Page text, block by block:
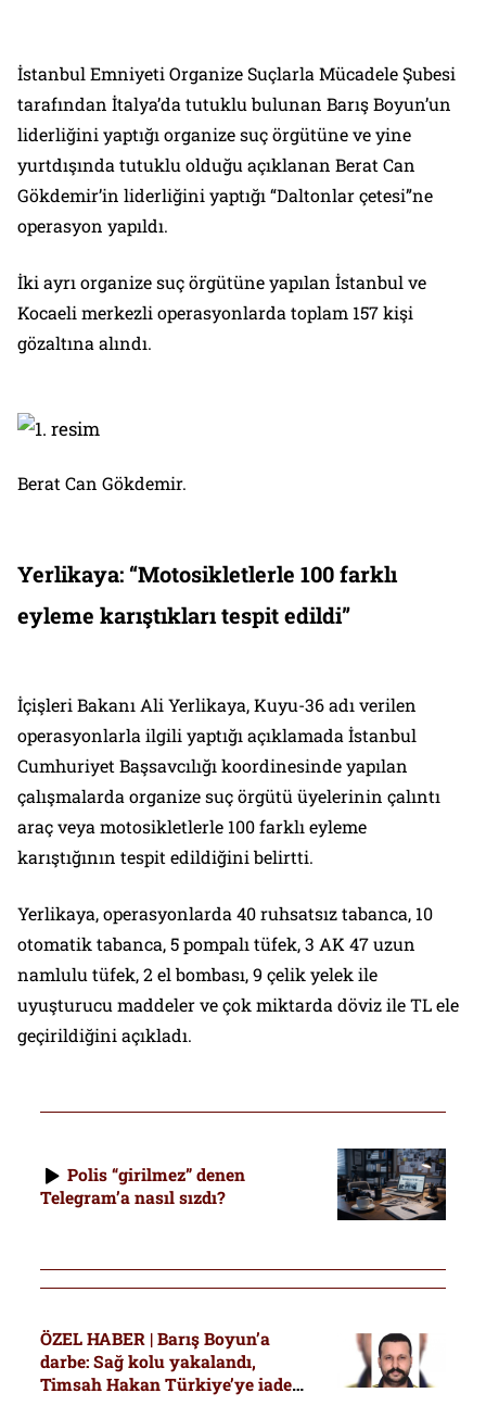
İstanbul Emniyeti Organize Suçlarla Mücadele Şubesi
tarafından İtalya’da tutuklu bulunan Barış Boyun’un
liderliğini yaptığı organize suç örgütüne ve yine
yurtdışında tutuklu olduğu açıklanan Berat Can
Gökdemir’in liderliğini yaptığı “Daltonlar çetesi”ne
operasyon yapıldı.
İki ayrı organize suç örgütüne yapılan İstanbul ve
Kocaeli merkezli operasyonlarda toplam 157 kişi
gözaltına alındı.
Berat Can Gökdemir.
Yerlikaya: “Motosikletlerle 100 farklı
eyleme karıştıkları tespit edildi”
İçişleri Bakanı Ali Yerlikaya, Kuyu-36 adı verilen
operasyonlarla ilgili yaptığı açıklamada İstanbul
Cumhuriyet Başsavcılığı koordinesinde yapılan
çalışmalarda organize suç örgütü üyelerinin çalıntı
araç veya motosikletlerle 100 farklı eyleme
karıştığının tespit edildiğini belirtti.
Yerlikaya, operasyonlarda 40 ruhsatsız tabanca, 10
otomatik tabanca, 5 pompalı tüfek, 3 AK 47 uzun
namlulu tüfek, 2 el bombası, 9 çelik yelek ile
uyuşturucu maddeler ve çok miktarda döviz ile TL ele
geçirildiğini açıkladı.
Polis “girilmez” denen
Telegram’a nasıl sızdı?
ÖZEL HABER | Barış Boyun’a
darbe: Sağ kolu yakalandı,
Timsah Hakan Türkiye’ye iade